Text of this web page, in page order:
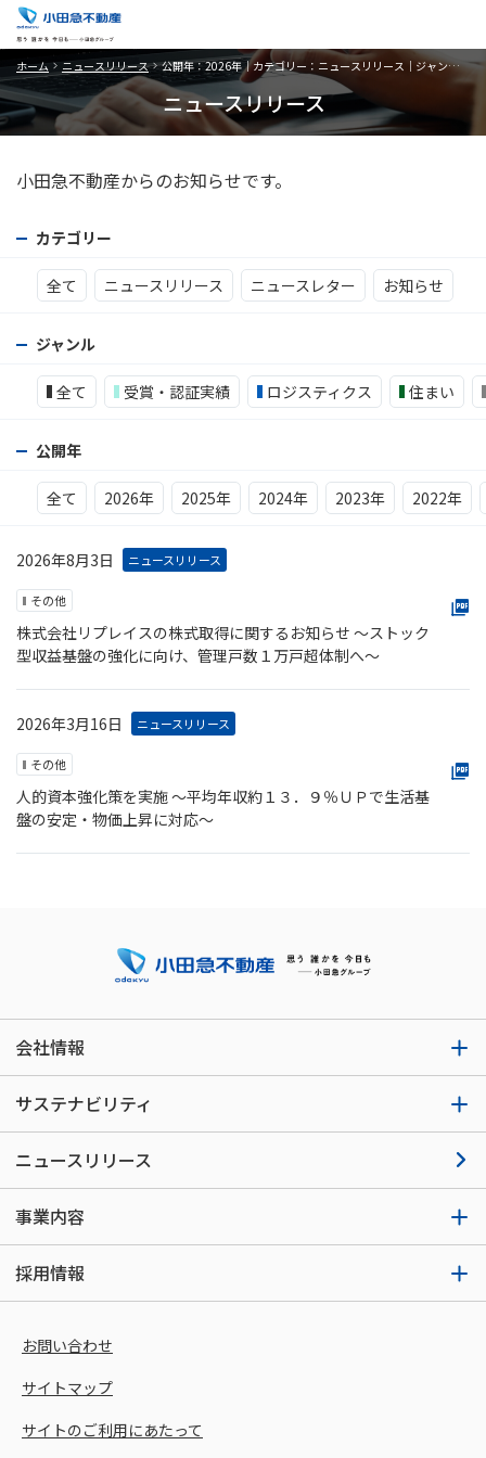
ホーム ニュースリリース 公開年：2026年｜カテゴリー：ニュースリリース｜ジャンル：その他
ニュースリリース
小田急不動産からのお知らせです。
カテゴリー
全て ニュースリリース ニュースレター お知らせ
ジャンル
全て 受賞・認証実績 ロジスティクス 住まい
公開年
全て 2026年 2025年 2024年 2023年 2022年
2026年8月3日 ニュースリリース
その他
株式会社リプレイスの株式取得に関するお知らせ ～ストック
型収益基盤の強化に向け、管理戸数１万戸超体制へ～
2026年3月16日 ニュースリリース
その他
人的資本強化策を実施 ～平均年収約１３．９％ＵＰで生活基
盤の安定・物価上昇に対応～
会社情報
サステナビリティ
ニュースリリース
事業内容
採用情報
お問い合わせ
サイトマップ
サイトのご利用にあたって